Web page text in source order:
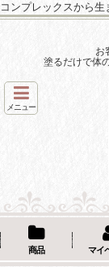
コンプレックスから
お
塗るだけで体
メニュー
商品 マイ